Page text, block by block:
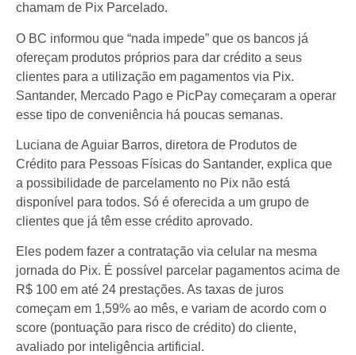
chamam de Pix Parcelado.
O BC informou que “nada impede” que os bancos já
ofereçam produtos próprios para dar crédito a seus
clientes para a utilização em pagamentos via Pix.
Santander, Mercado Pago e PicPay começaram a operar
esse tipo de conveniência há poucas semanas.
Luciana de Aguiar Barros, diretora de Produtos de
Crédito para Pessoas Físicas do Santander, explica que
a possibilidade de parcelamento no Pix não está
disponível para todos. Só é oferecida a um grupo de
clientes que já têm esse crédito aprovado.
Eles podem fazer a contratação via celular na mesma
jornada do Pix. É possível parcelar pagamentos acima de
R$ 100 em até 24 prestações. As taxas de juros
começam em 1,59% ao mês, e variam de acordo com o
score (pontuação para risco de crédito) do cliente,
avaliado por inteligência artificial.